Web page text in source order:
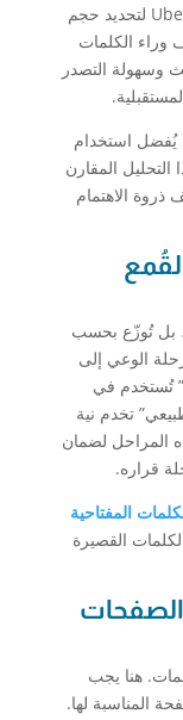
Keyword Planner، Ahrefs، أو Ubersuggest لتحديد حجم
وراء الكلمات
وسهولة التصدر
يُفضل استخدام
التحليل المقارن
ذروة الاهتمام
بل تُوزّع بحسب
الوعي إلى
تُستخدم في
تخدم نية
المراحل لضمان
قراره.
المفتاحية
القصيرة
هنا يجب
المناسبة لها.